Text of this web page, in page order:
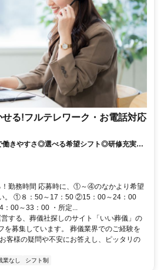
る!フルテレワーク・お電話対応
働きやすさ◎選べる希望シフト◎研修充実だ
みありの完全週休2日制で充実のワークラ
！勤務時間 応募時に、①～④のなかより希望
。 ①８：50～17：50 ②15：00～24：00
00～33：00 ・所定...
する、葬儀社探しのサイト「いい葬儀」の
を募集しています。 葬儀業界でのご経験を
客様の疑問や不安にお答えし、ピッタリの
業なし シフト制